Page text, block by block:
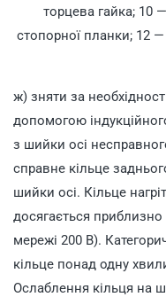
торцева гайка; 10
стопорної планки; 12
ж) зняти за
допомогою
з шийки осі
справне кільце
шийки осі. Кільце
досягається
мережі 200 В).
кільце понад одну
Ослаблення кільця на